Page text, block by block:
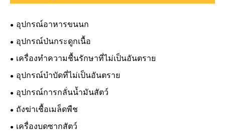
อุปกรณ์อาหารขนนก
อุปกรณ์ป่นกระดูกเนื้อ
เครื่องทำความชื้นรักษาที่ไม่เป็นอันตราย
อุปกรณ์บำบัดที่ไม่เป็นอันตราย
อุปกรณ์การกลั่นน้ำมันสัตว์
ถังฆ่าเชื้อเมล็ดพืช
เครื่องบดซากสัตว์